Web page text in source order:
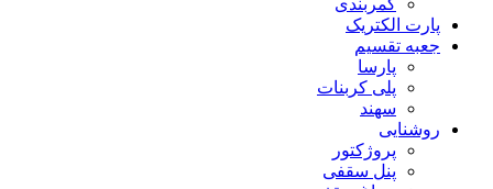
پارت الکتریک
جعبه تقسیم
پارسا
پلی کربنات
سهند
روشنایی
پروژکتور
پنل سقفی